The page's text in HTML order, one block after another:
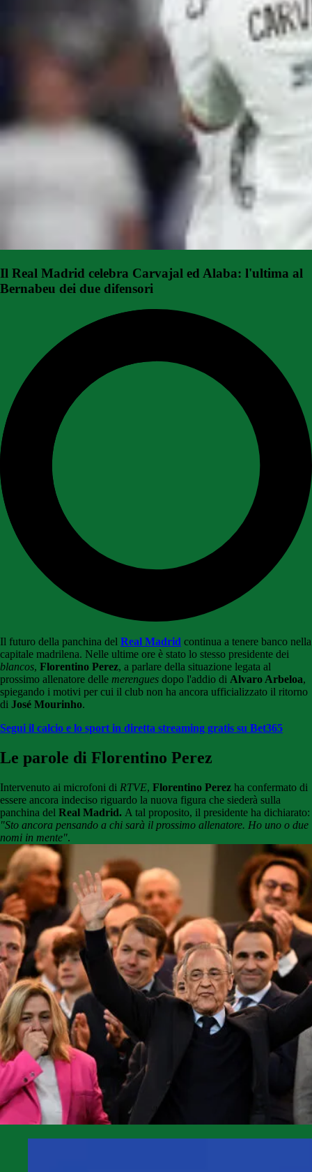
Il Real Madrid celebra Carvajal ed Alaba: l'ultima al
Bernabeu dei due difensori
Il futuro della panchina del Real Madrid continua a tenere banco nella
capitale madrilena. Nelle ultime ore è stato lo stesso presidente dei
blancos, Florentino Perez, a parlare della situazione legata al
prossimo allenatore delle merengues dopo l'addio di Alvaro Arbeloa,
spiegando i motivi per cui il club non ha ancora ufficializzato il ritorno
di José Mourinho.
Segui il calcio e lo sport in diretta streaming gratis su Bet365
Le parole di Florentino Perez
Intervenuto ai microfoni di RTVE, Florentino Perez ha confermato di
essere ancora indeciso riguardo la nuova figura che siederà sulla
panchina del Real Madrid. A tal proposito, il presidente ha dichiarato:
"Sto ancora pensando a chi sarà il prossimo allenatore. Ho uno o due
nomi in mente".